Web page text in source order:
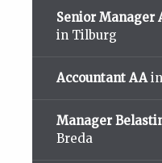
Senior Manager
in Tilburg
Accountant AA
Manager
Breda